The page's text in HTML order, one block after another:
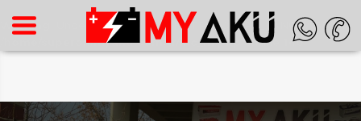
Warning
: Undefined array key "HTTP_ACCEPT_LANGUAGE" in
/home/superon/myaku.com.tr/inc_m.php
on line 140